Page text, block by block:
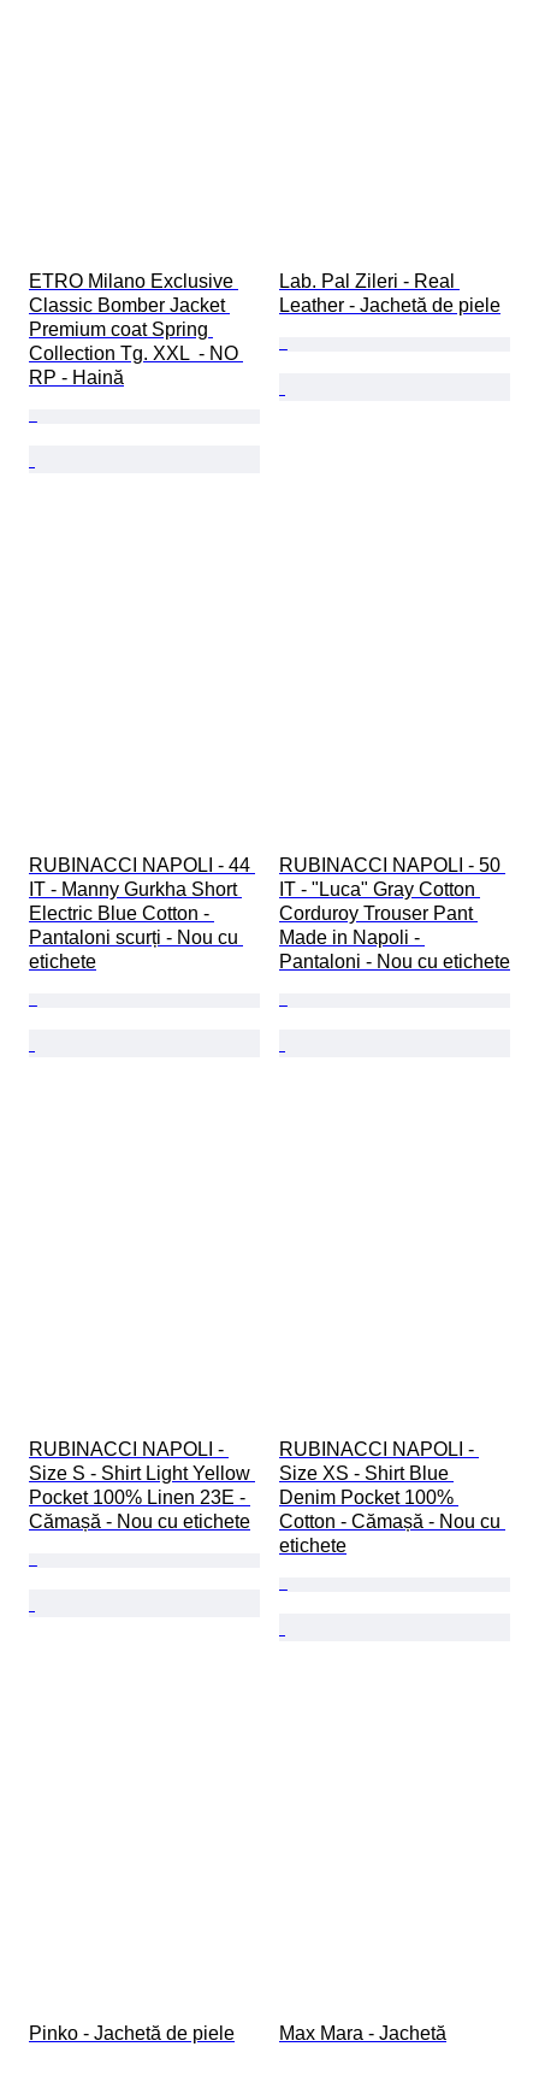
ETRO Milano Exclusive
Classic Bomber Jacket
Premium coat Spring
Collection Tg. XXL  - NO
RP - Haină
Lab. Pal Zileri - Real
Leather - Jachetă de piele
RUBINACCI NAPOLI - 44
IT - Manny Gurkha Short
Electric Blue Cotton -
Pantaloni scurți - Nou cu
etichete
RUBINACCI NAPOLI - 50
IT - "Luca" Gray Cotton
Corduroy Trouser Pant
Made in Napoli -
Pantaloni - Nou cu etichete
RUBINACCI NAPOLI -
Size S - Shirt Light Yellow
Pocket 100% Linen 23E -
Cămașă - Nou cu etichete
RUBINACCI NAPOLI -
Size XS - Shirt Blue
Denim Pocket 100%
Cotton - Cămașă - Nou cu
etichete
Pinko - Jachetă de piele Max Mara - Jachetă